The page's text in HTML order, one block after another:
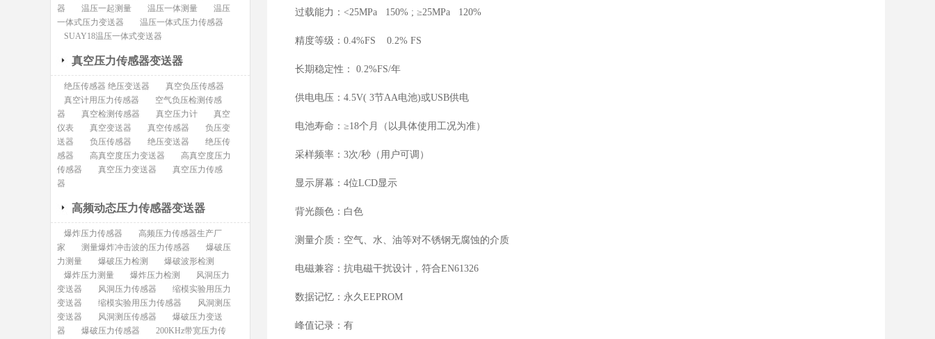
过载能力：<25MPa 150% ; ≥25MPa 120%
精度等级：0.4%FS 0.2% FS
长期稳定性： 0.2%FS/年
供电电压：4.5V( 3节AA电池)或USB供电
电池寿命：≥18个月（以具体使用工况为准）
采样频率：3次/秒（用户可调）
显示屏幕：4位LCD显示
背光颜色：白色
测量介质：空气、水、油等对不锈钢无腐蚀的介质
电磁兼容：抗电磁干扰设计，符合EN61326
数据记忆：永久EEPROM
峰值记录：有
器
温压一起测量 温压一体测量
温压
一体式压力变送器
温压一体式压力传感器
SUAY18温压一体式变送器
真空压力传感器变送器
绝压传感器 绝压变送器
真空负压传感器
真空计用压力传感器
空气负压检测传感
器
真空检测传感器 真空压力计
真空
仪表
真空变送器 真空传感器
负压变
送器
负压传感器 绝压变送器
绝压传
感器
高真空度压力变送器
高真空度压力
传感器
真空压力变送器
真空压力传感
器
高频动态压力传感器变送器
爆炸压力传感器
高频压力传感器生产厂
家
测量爆炸冲击波的压力传感器
爆破压
力测量
爆破压力检测
爆破波形检测
爆炸压力测量
爆炸压力检测
风洞压力
变送器
风洞压力传感器
缩模实验用压力
变送器
缩模实验用压力传感器
风洞测压
变送器
风洞测压传感器
爆破压力变送
器
爆破压力传感器
200KHz带宽压力传